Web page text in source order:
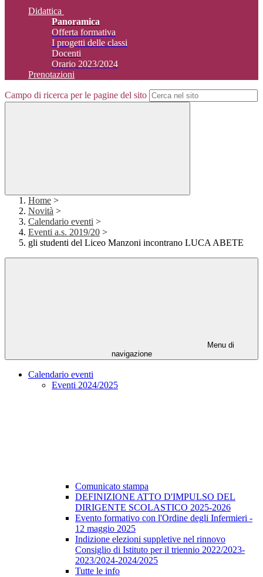
Didattica
Panoramica
Offerta formativa
I progetti delle classi
Docenti
Orario 2023/2024
Prenotazioni
Campo di ricerca per le pagine del sito
Home >
Novità >
Calendario eventi >
Eventi a.s. 2019/20 >
gli studenti del Liceo Manzoni incontrano LUCA ABETE
Menu di
navigazione
Calendario eventi
Eventi 2024/2025
Comunicato stampa
DEFINIZIONE ATTO D'IMPULSO DEL
DIRIGENTE SCOLASTICO 2025-2026
Evento formativo con l'Ordine degli Infermieri -
12 maggio 2025
Indizione elezioni suppletive nel rinnovo
Consiglio di Istituto per il triennio 2022/2023-
2023/2024-2024/2025
Tutte le info